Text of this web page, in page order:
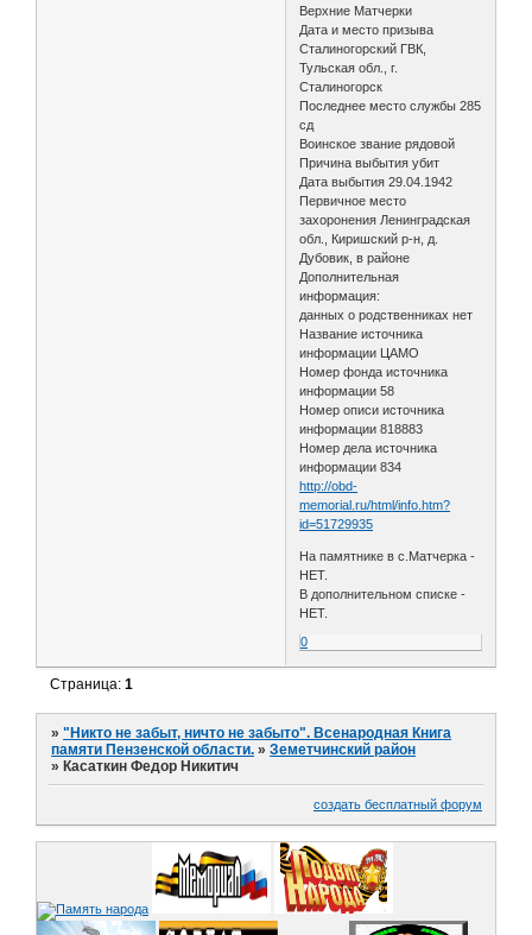
Верхние Матчерки
Дата и место призыва
Сталиногорский ГВК,
Тульская обл., г.
Сталиногорск
Последнее место службы 285
сд
Воинское звание рядовой
Причина выбытия убит
Дата выбытия 29.04.1942
Первичное место
захоронения Ленинградская
обл., Киришский р-н, д.
Дубовик, в районе
Дополнительная
информация:
данных о родственниках нет
Название источника
информации ЦАМО
Номер фонда источника
информации 58
Номер описи источника
информации 818883
Номер дела источника
информации 834
http://obd-
memorial.ru/html/info.htm?
id=51729935
На памятнике в с.Матчерка -
НЕТ.
В дополнительном списке -
НЕТ.
0
Страница:1
»"Никто не забыт, ничто не забыто". Всенародная Книга
памяти Пензенской области. »Земетчинский район
» Касаткин Федор Никитич
создать бесплатный форум